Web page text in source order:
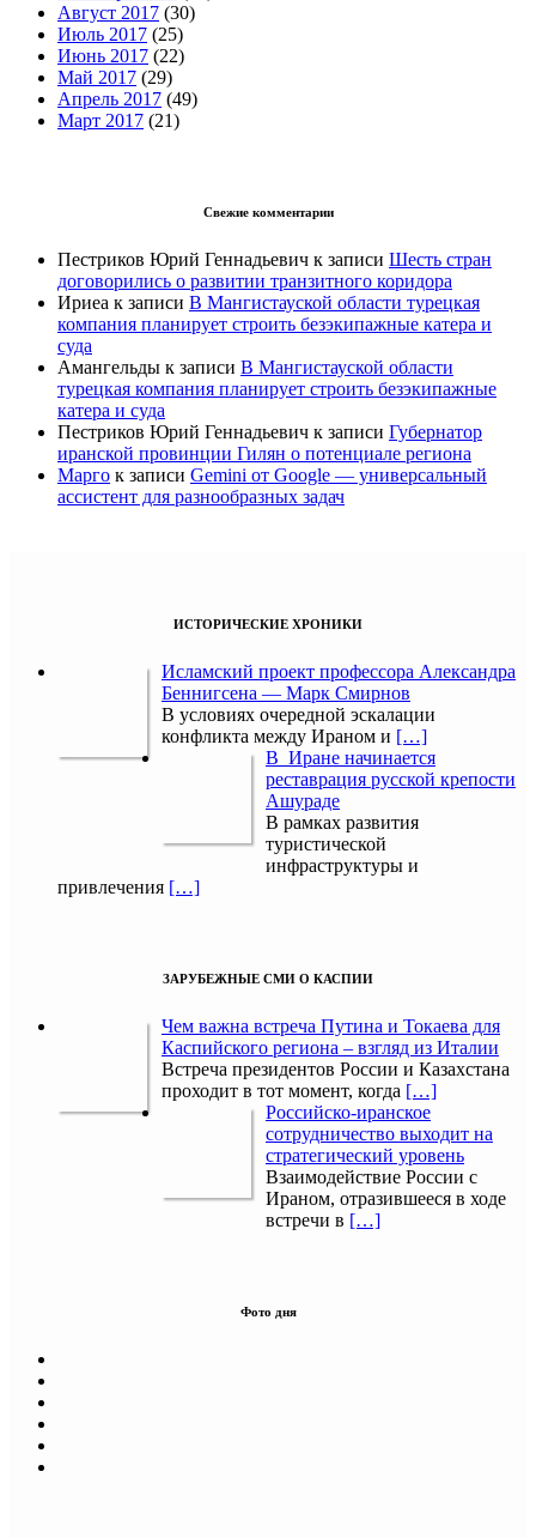
Август 2017 (30)
Июль 2017 (25)
Июнь 2017 (22)
Май 2017 (29)
Апрель 2017 (49)
Март 2017 (21)
Свежие комментарии
Пестриков Юрий Геннадьевич к записи Шесть стран
договорились о развитии транзитного коридора
Ириеа к записи В Мангистауской области турецкая
компания планирует строить безэкипажные катера и
суда
Амангельды к записи В Мангистауской области
турецкая компания планирует строить безэкипажные
катера и суда
Пестриков Юрий Геннадьевич к записи Губернатор
иранской провинции Гилян о потенциале региона
Марго к записи Gemini от Google — универсальный
ассистент для разнообразных задач
ИСТОРИЧЕСКИЕ ХРОНИКИ
Исламский проект профессора Александра
Беннигсена — Марк Смирнов
В условиях очередной эскалации
конфликта между Ираном и […]
В Иране начинается
реставрация русской крепости
Ашураде
В рамках развития
туристической
инфраструктуры и
привлечения […]
ЗАРУБЕЖНЫЕ СМИ О КАСПИИ
Чем важна встреча Путина и Токаева для
Каспийского региона – взгляд из Италии
Встреча президентов России и Казахстана
проходит в тот момент, когда […]
Российско-иранское
сотрудничество выходит на
стратегический уровень
Взаимодействие России с
Ираном, отразившееся в ходе
встречи в […]
Фото дня